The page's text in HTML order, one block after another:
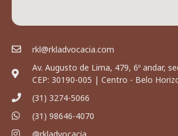
rkl@rkladvocacia.com
Av. Augusto de Lima, 479, 6º andar,
CEP: 30190-005 | Centro - Belo
(31) 3274-5066
(31) 98646-4070
@rkladvocacia